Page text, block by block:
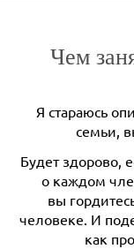
Чем
Я стараюсь
семьи,
Будет здорово,
о каждом
вы
человеке. И
как